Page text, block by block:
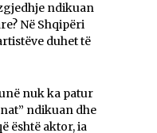
ndikuan
Në Shqipëri
duhet të
nuk ka patur
ndikuan dhe
është aktor, ia